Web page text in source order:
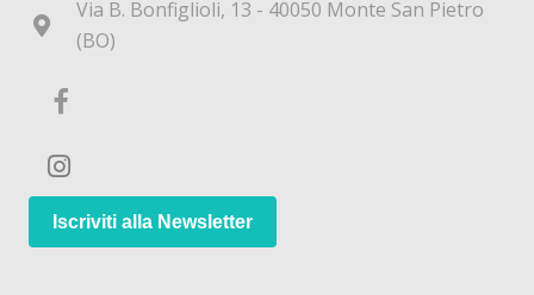
Via B. Bonfiglioli, 13 - 40050 Monte San Pietro
(BO)
Iscriviti alla Newsletter